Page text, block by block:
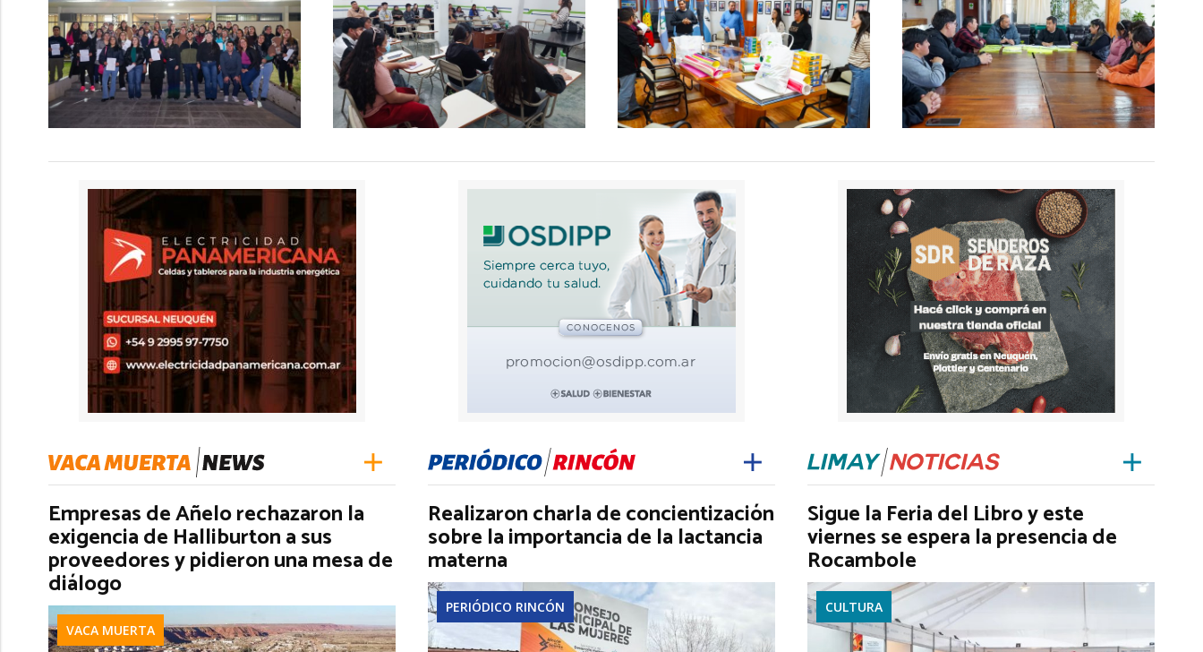
Empresas de Añelo rechazaron la
exigencia de Halliburton a sus
proveedores y pidieron una mesa de
diálogo
VACA MUERTA
Realizaron charla de concientización
sobre la importancia de la lactancia
materna
PERIÓDICO RINCÓN
Sigue la Feria del Libro y este
viernes se espera la presencia de
Rocambole
CULTURA